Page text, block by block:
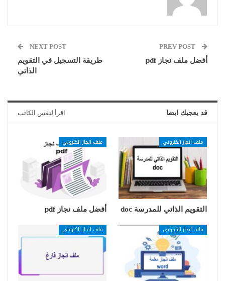
أفضل ملف نجاز pdf
NEXT POST
طريقة التسجيل في التقويم
الذاتي
قد يعجبك ايضا اقرأ لنفس الكاتب
ملف انجاز الكتروني
التقويم الذاتي للمدرسة doc
ملف انجاز الكتروني
أفضل ملف نجاز pdf
ملف انجاز الكتروني ملف انجاز الكتروني